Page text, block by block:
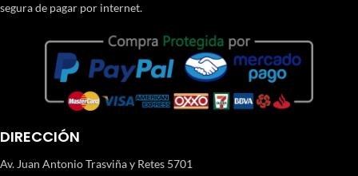
segura de pagar por internet.
DIRECCIÓN
Av. Juan Antonio Trasviña y Retes 5701